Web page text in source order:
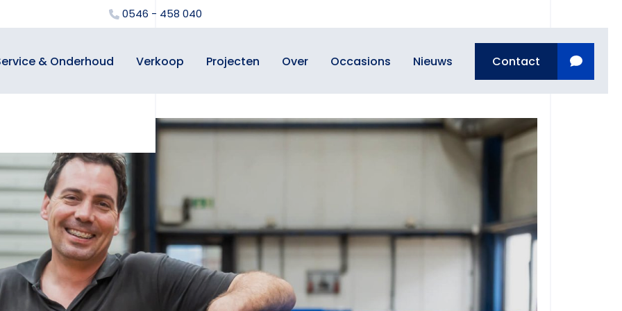
0546 - 458 040
& Onderhoud Verkoop Projecten Over Occasions Nieuws Contact